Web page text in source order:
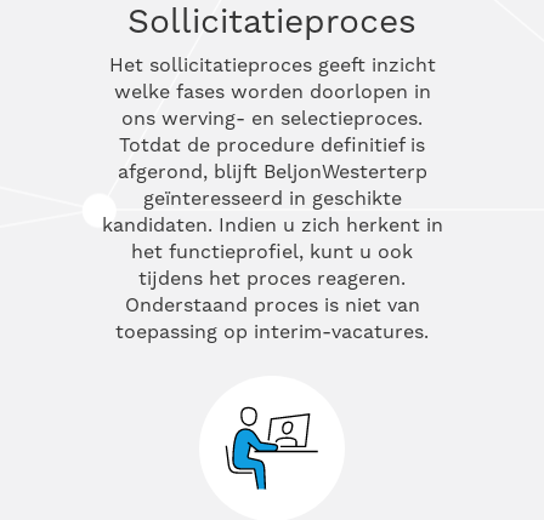
Sollicitatieproces
Het sollicitatieproces geeft inzicht
welke fases worden doorlopen in
ons werving- en selectieproces.
Totdat de procedure definitief is
afgerond, blijft BeljonWesterterp
geïnteresseerd in geschikte
kandidaten. Indien u zich herkent in
het functieprofiel, kunt u ook
tijdens het proces reageren.
Onderstaand proces is niet van
toepassing op interim-vacatures.